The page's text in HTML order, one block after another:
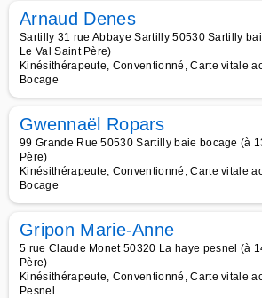
Arnaud Denes
Sartilly 31 rue Abbaye Sartilly 50530 Sartilly
Le Val Saint Père)
Kinésithérapeute, Conventionné, Carte vitale
Bocage
Gwennaël Ropars
99 Grande Rue 50530 Sartilly baie bocage (à
Père)
Kinésithérapeute, Conventionné, Carte vitale
Bocage
Gripon Marie-Anne
5 rue Claude Monet 50320 La haye pesnel (à
Père)
Kinésithérapeute, Conventionné, Carte vitale
Pesnel